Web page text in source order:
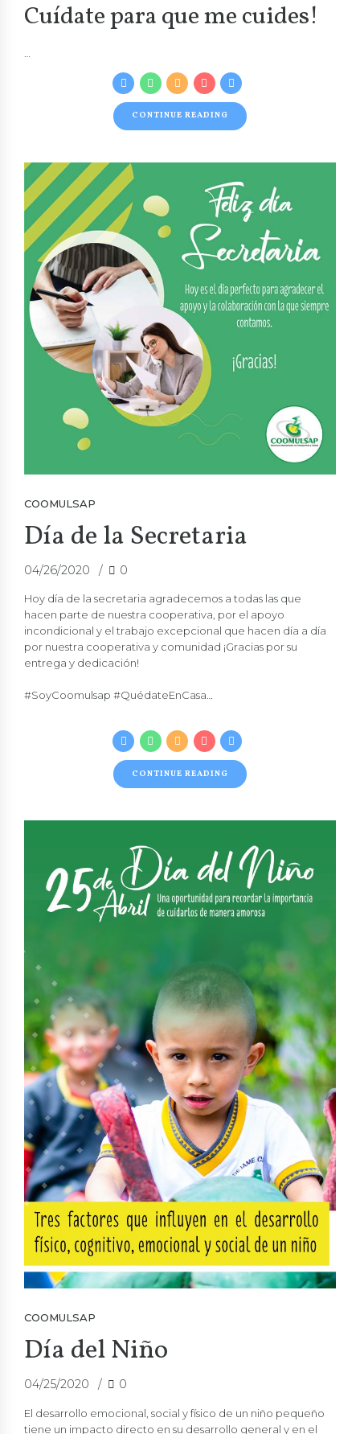
Cuídate para que me cuides!
CONTINUE READING
COOMULSAP
Día de la Secretaria
04/26/2020 0
Hoy día de la secretaria agradecemos a todas las que
hacen parte de nuestra cooperativa, por el apoyo
incondicional y el trabajo excepcional que hacen día a día
por nuestra cooperativa y comunidad ¡Gracias por su
entrega y dedicación!
#SoyCoomulsap #QuédateEnCasa…
CONTINUE READING
COOMULSAP
Día del Niño
04/25/2020 0
El desarrollo emocional, social y físico de un niño pequeño
tiene un impacto directo en su desarrollo general y en el